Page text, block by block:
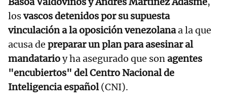
losvascos detenidos por su supuesta
vinculación a la oposición venezolanaa la que
acusa de preparar un plan para asesinar al
mandatarioy ha asegurado que sonagentes
"encubiertos" del Centro Nacional de
Inteligencia español(CNI).